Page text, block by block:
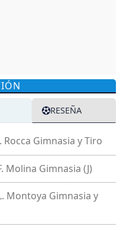
RESEÑA
Rocca Gimnasia y Tiro
Molina Gimnasia (J)
Montoya Gimnasia y